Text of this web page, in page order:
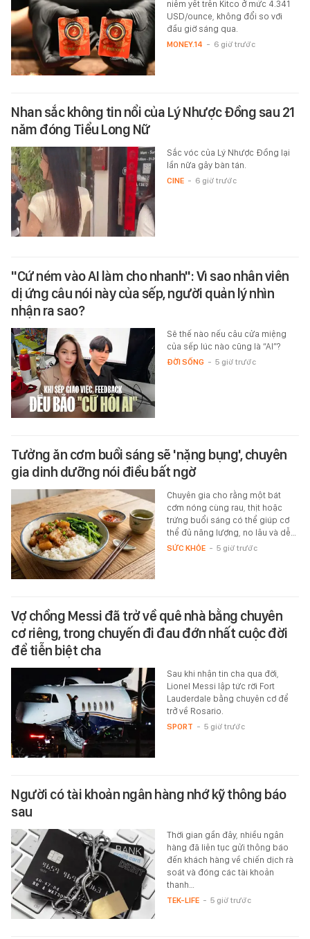
niêm yết trên Kitco ở mức 4.341
USD/ounce, không đổi so với
đầu giờ sáng qua.
MONEY.14 - 6 giờ trước
Nhan sắc không tin nổi của Lý Nhược Đồng sau 21
năm đóng Tiểu Long Nữ
Sắc vóc của Lý Nhược Đồng lại
lần nữa gây bàn tán.
CINE - 6 giờ trước
"Cứ ném vào AI làm cho nhanh": Vì sao nhân viên
dị ứng câu nói này của sếp, người quản lý nhìn
nhận ra sao?
Sẽ thế nào nếu câu cửa miệng
của sếp lúc nào cũng là “AI”?
ĐỜI SỐNG - 5 giờ trước
Tưởng ăn cơm buổi sáng sẽ 'nặng bụng', chuyên
gia dinh dưỡng nói điều bất ngờ
Chuyên gia cho rằng một bát
cơm nóng cùng rau, thịt hoặc
trứng buổi sáng có thể giúp cơ
thể đủ năng lượng, no lâu và dễ…
SỨC KHỎE - 5 giờ trước
Vợ chồng Messi đã trở về quê nhà bằng chuyên
cơ riêng, trong chuyến đi đau đớn nhất cuộc đời
để tiễn biệt cha
Sau khi nhận tin cha qua đời,
Lionel Messi lập tức rời Fort
Lauderdale bằng chuyên cơ để
trở về Rosario.
SPORT - 5 giờ trước
Người có tài khoản ngân hàng nhớ kỹ thông báo
sau
Thời gian gần đây, nhiều ngân
hàng đã liên tục gửi thông báo
đến khách hàng về chiến dịch rà
soát và đóng các tài khoản
thanh…
TEK-LIFE - 5 giờ trước